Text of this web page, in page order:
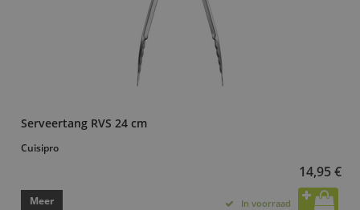
Serveertang RVS 24 cm
Cuisipro
14,95 €
Meer In voorraad